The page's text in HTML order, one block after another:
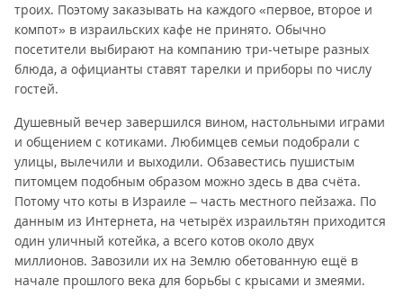
троих. Поэтому заказывать на каждого «первое, второе и
компот» в израильских кафе не принято. Обычно
посетители выбирают на компанию три-четыре разных
блюда, а официанты ставят тарелки и приборы по числу
гостей.
Душевный вечер завершился вином, настольными играми
и общением с котиками. Любимцев семьи подобрали с
улицы, вылечили и выходили. Обзавестись пушистым
питомцем подобным образом можно здесь в два счёта.
Потому что коты в Израиле – часть местного пейзажа. По
данным из Интернета, на четырёх израильтян приходится
один уличный котейка, а всего котов около двух
миллионов. Завозили их на Землю обетованную ещё в
начале прошлого века для борьбы с крысами и змеями.